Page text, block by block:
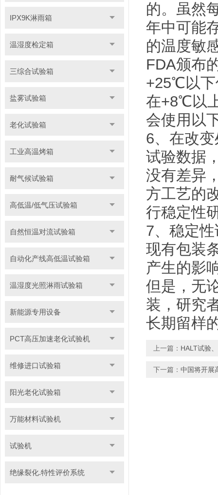
IPX9K淋雨箱
温湿度检定箱
三综合试验箱
盐雾试验箱
老化试验箱
工业高温烤箱
耐气候试验箱
高低温/低气压试验箱
自然恒温对流试验箱
自动化产线高低温试验箱
温湿度光照淋雨试验箱
新能源专用设备
PCT高压加速老化试验机
维修进口试验箱
阳光老化试验箱
万能材料试验机
试验机
绝缘裂化.特性评价系统
的。虽然
年中可能
的温度敏
FDA颁布
+25℃以下
在+8℃以
会使用以
6、在改
试验数据
没有差异
方工艺的
行稳定性
7、稳定
现有包装
产生的影
但是，无
装，研究
长期留样
上一篇： HALT试验
下一篇： 中国将开展